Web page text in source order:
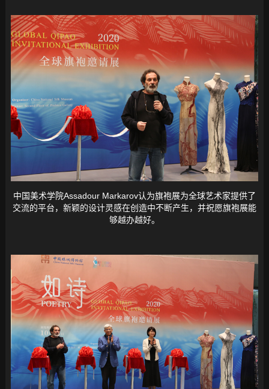
中国美术学院Assadour Markarov认为旗袍展为全球艺术家提供了
交流的平台，新颖的设计灵感在创造中不断产生，并祝愿旗袍展能
够越办越好。